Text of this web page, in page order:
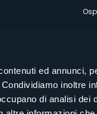
ed annunci,
inoltre
di analisi dei